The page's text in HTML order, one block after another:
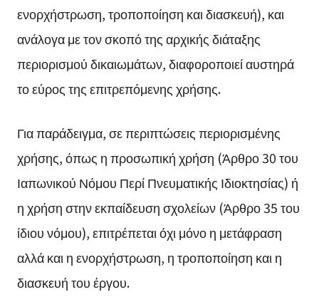
ενορχήστρωση, τροποποίηση και διασκευή), και
ανάλογα με τον σκοπό της αρχικής διάταξης
περιορισμού δικαιωμάτων, διαφοροποιεί αυστηρά
το εύρος της επιτρεπόμενης χρήσης.
Για παράδειγμα, σε περιπτώσεις περιορισμένης
χρήσης, όπως η προσωπική χρήση (Άρθρο 30 του
Ιαπωνικού Νόμου Περί Πνευματικής Ιδιοκτησίας) ή
η χρήση στην εκπαίδευση σχολείων (Άρθρο 35 του
ίδιου νόμου), επιτρέπεται όχι μόνο η μετάφραση
αλλά και η ενορχήστρωση, η τροποποίηση και η
διασκευή του έργου.